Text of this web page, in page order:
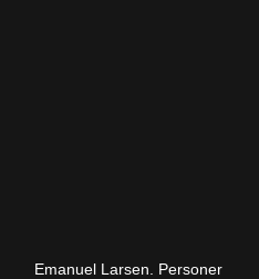
Emanuel Larsen. Personer